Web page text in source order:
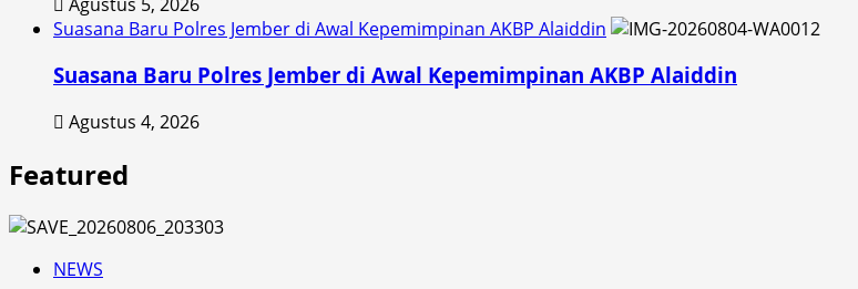
Suasana Baru Polres Jember di Awal Kepemimpinan AKBP Alaiddin
Suasana Baru Polres Jember di Awal Kepemimpinan AKBP Alaiddin
Agustus 4, 2026
Featured
NEWS